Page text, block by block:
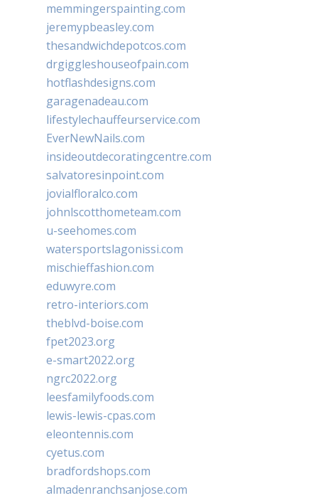
memmingerspainting.com
jeremypbeasley.com
thesandwichdepotcos.com
drgiggleshouseofpain.com
hotflashdesigns.com
garagenadeau.com
lifestylechauffeurservice.com
EverNewNails.com
insideoutdecoratingcentre.com
salvatoresinpoint.com
jovialfloralco.com
johnlscotthometeam.com
u-seehomes.com
watersportslagonissi.com
mischieffashion.com
eduwyre.com
retro-interiors.com
theblvd-boise.com
fpet2023.org
e-smart2022.org
ngrc2022.org
leesfamilyfoods.com
lewis-lewis-cpas.com
eleontennis.com
cyetus.com
bradfordshops.com
almadenranchsanjose.com